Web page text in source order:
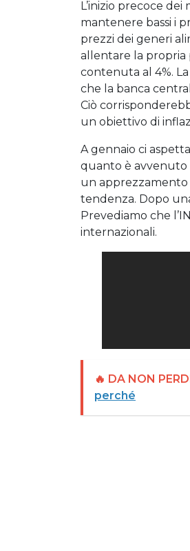
L’inizio precoce
mantenere bassi i
prezzi dei generi
allentare la propria
contenuta al 4%.
che la banca
Ciò
un obiettivo di
A gennaio ci
quanto è avvenuto
un apprezzamento
tendenza. Dopo
Prevediamo che
internazionali.
🔥 DA NON
perché